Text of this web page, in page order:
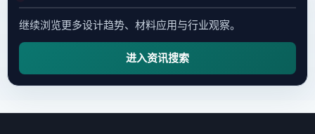
继续浏览更多设计趋势、材料应用与行业观察。
进入资讯搜索